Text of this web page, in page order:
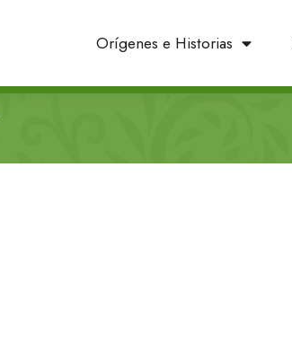
Orígenes e Historias